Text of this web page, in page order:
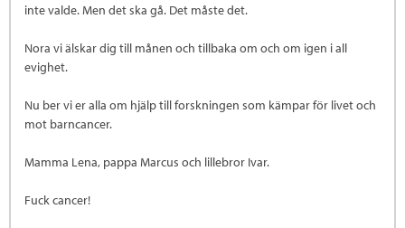
inte valde. Men det ska gå. Det måste det.
Nora vi älskar dig till månen och tillbaka om och om igen i all
evighet.
Nu ber vi er alla om hjälp till forskningen som kämpar för livet och
mot barncancer.
Mamma Lena, pappa Marcus och lillebror Ivar.
Fuck cancer!